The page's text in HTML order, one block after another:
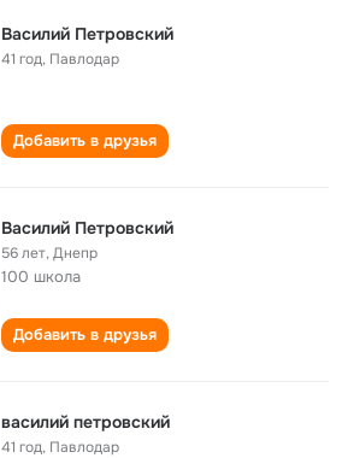
Василий Петровский
41 год, Павлодар
Добавить в друзья
Василий Петровский
56 лет,Днепр
100 школа
Добавить в друзья
василий петровский
41 год, Павлодар